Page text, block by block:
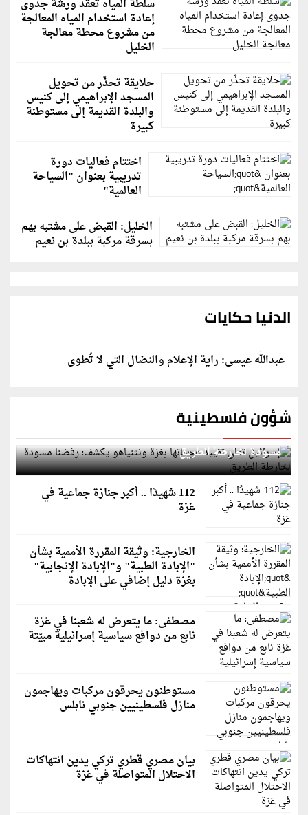
سلطة المياه تعقد ورشة جدوى
إعادة استخدام المياه المعالجة
من مشروع محطة معالجة
الخليل
حلايقة تحذّر من تحويل
المسجد الإبراهيمي إلى كنيس
والبلدة القديمة إلى مستوطنة
كبيرة
اختتام فعاليات دورة
تدريبية بعنوان "السياحة
العالمية"
الخليل: القبض على مشتبه بهم
بسرقة مركبة ببلدة بن نعيم
الدنيا حكايات
عبدالله عيسى: راية الإعلام والنضال التي لا تُطوى
شؤون فلسطينية
إسرائيل تعلن تقييد هجماتها بغزة ونتنياهو يكشف: رفضنا
مسودة لخارطة الطريق
112 شهيدًا .. أكبر جنازة جماعية في
غزة
الخارجية: وثيقة المقررة الأممية بشأن
"الإبادة الطبية" و"الإبادة الإنجابية"
بغزة دليل إضافي على الإبادة
مصطفى: ما يتعرض له شعبنا في غزة
نابع من دوافع سياسية إسرائيلية مبيّتة
مستوطنون يحرقون مركبات ويهاجمون
منازل فلسطينيين جنوبي نابلس
بيان مصري قطري تركي يدين انتهاكات
الاحتلال المتواصلة في غزة